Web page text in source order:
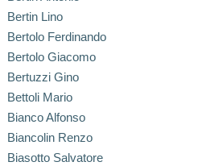
Bertin Lino
Bertolo Ferdinando
Bertolo Giacomo
Bertuzzi Gino
Bettoli Mario
Bianco Alfonso
Biancolin Renzo
Biasotto Salvatore